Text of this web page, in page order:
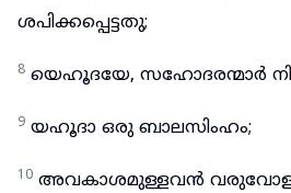
ശപിക്കപ്പെട്ടതു;
8 യെഹൂദയേ, സഹോദരന്മാർ
9 യഹൂദാ ഒരു ബാലസിംഹം;
10 അവകാശമുള്ളവൻ